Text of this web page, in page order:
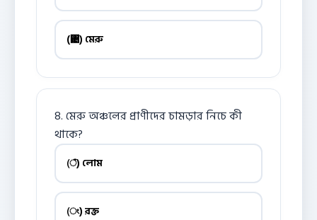
(঄) মেরু
8. মেরু অঞ্চলের প্রাণীদের চামড়ার নিচে কী
থাকে?
(ঁ) লোম
(ং) রক্ত